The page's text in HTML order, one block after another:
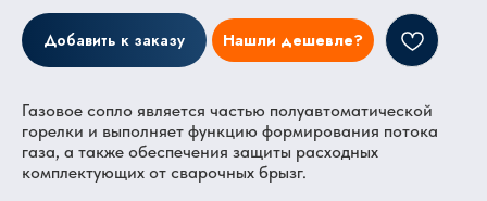
Добавить к заказу Нашли дешевле?
Газовое сопло является частью полуавтоматической
горелки и выполняет функцию формирования потока
газа, а также обеспечения защиты расходных
комплектующих от сварочных брызг.